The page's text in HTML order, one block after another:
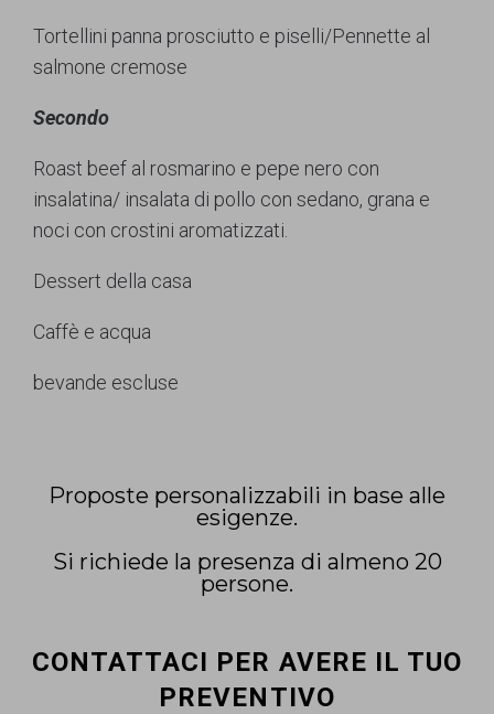
Tortellini panna prosciutto e piselli/Pennette al
salmone cremose
Secondo
Roast beef al rosmarino e pepe nero con
insalatina/ insalata di pollo con sedano, grana e
noci con crostini aromatizzati.
Dessert della casa
Caffè e acqua
bevande escluse
Proposte personalizzabili in base alle
esigenze.
Si richiede la presenza di almeno 20
persone.
CONTATTACI PER AVERE IL TUO
PREVENTIVO